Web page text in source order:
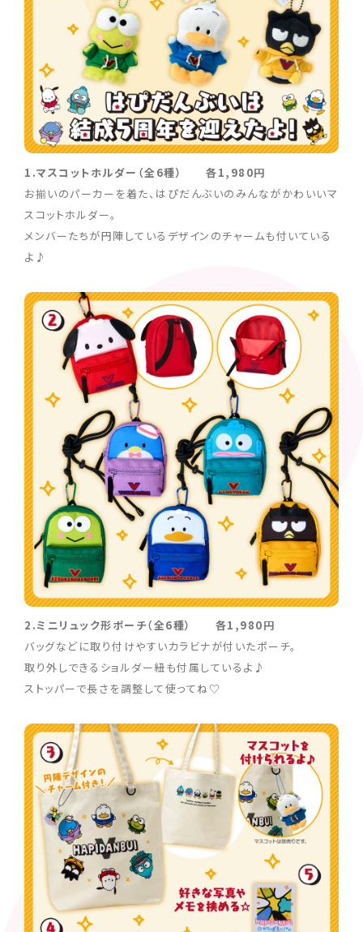
1.マスコットホルダー（全6種） 各1,980円
お揃いのパーカーを着た、はぴだんぶいのみんながかわいいマ
スコットホルダー。
メンバーたちが円陣しているデザインのチャームも付いている
よ♪
2.ミニリュック形ポーチ（全6種） 各1,980円
バッグなどに取り付けやすいカラビナが付いたポーチ。
取り外しできるショルダー紐も付属しているよ♪
ストッパーで長さを調整して使ってね♡